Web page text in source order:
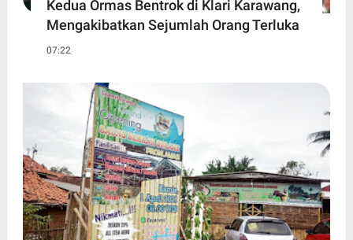
Kedua Ormas Bentrok di Klari Karawang,
Mengakibatkan Sejumlah Orang Terluka
07:22